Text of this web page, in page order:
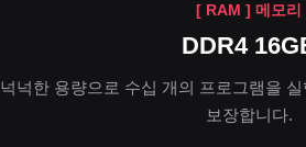
[ RAM ] 메모리
DDR4
넉넉한 용량으로 수십 개의 프로그램을
보장합니다.